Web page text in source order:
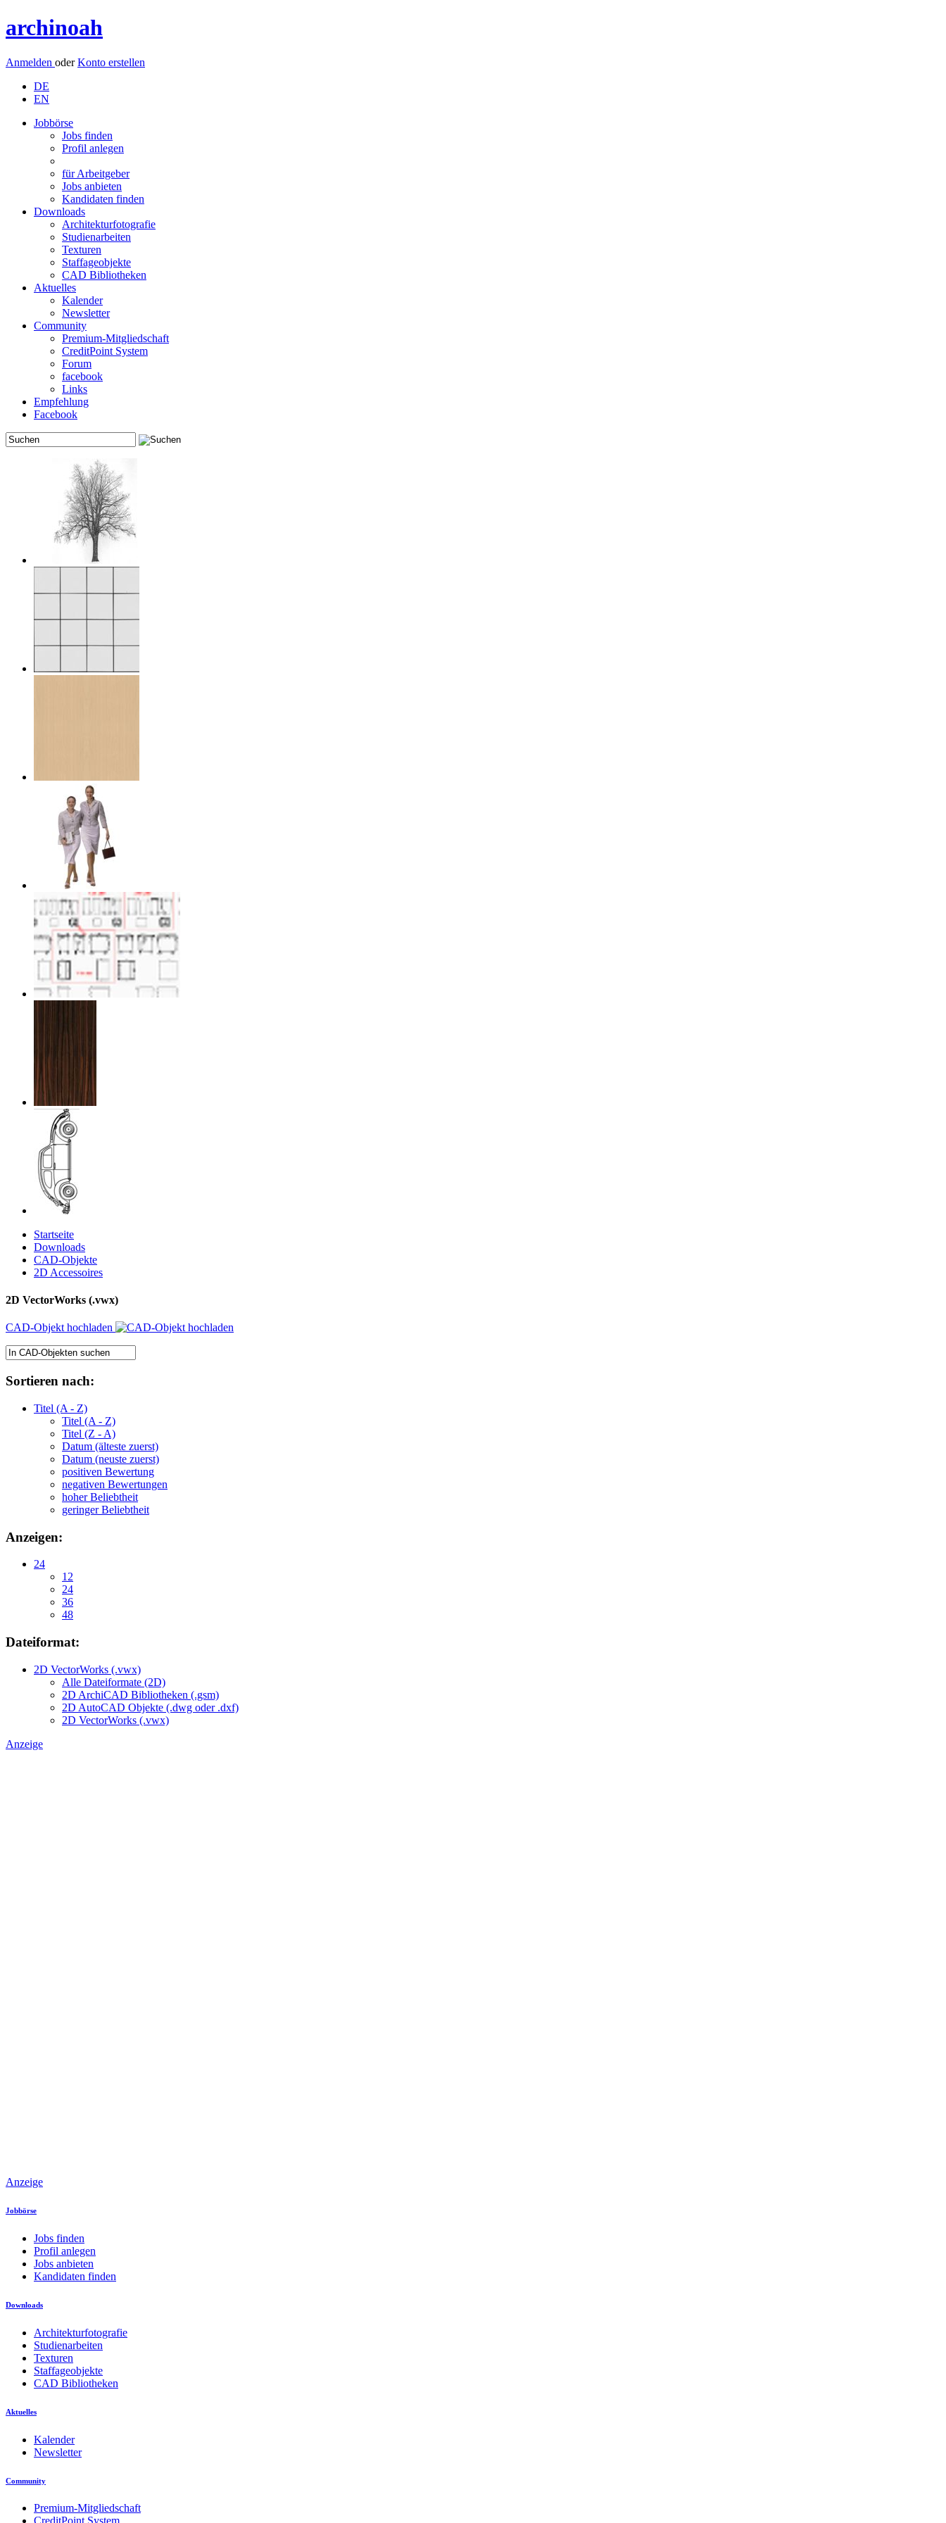
archinoah
Anmelden oderKonto erstellen
DE
EN
Jobbörse
Jobs finden
Profil anlegen
für Arbeitgeber
Jobs anbieten
Kandidaten finden
Downloads
Architekturfotografie
Studienarbeiten
Texturen
Staffageobjekte
CAD Bibliotheken
Aktuelles
Kalender
Newsletter
Community
Premium-Mitgliedschaft
CreditPoint System
Forum
facebook
Links
Empfehlung
Facebook
Startseite
Downloads
CAD-Objekte
2D Accessoires
2D VectorWorks (.vwx)
CAD-Objekt hochladen
Sortieren nach:
Titel (A - Z)
Titel (A - Z)
Titel (Z - A)
Datum (älteste zuerst)
Datum (neuste zuerst)
positiven Bewertung
negativen Bewertungen
hoher Beliebtheit
geringer Beliebtheit
Anzeigen:
24
12
24
36
48
Dateiformat:
2D VectorWorks (.vwx)
Alle Dateiformate (2D)
2D ArchiCAD Bibliotheken (.gsm)
2D AutoCAD Objekte (.dwg oder .dxf)
2D VectorWorks (.vwx)
Anzeige
Anzeige
Jobbörse
Jobs finden
Profil anlegen
Jobs anbieten
Kandidaten finden
Downloads
Architekturfotografie
Studienarbeiten
Texturen
Staffageobjekte
CAD Bibliotheken
Aktuelles
Kalender
Newsletter
Community
Premium-Mitgliedschaft